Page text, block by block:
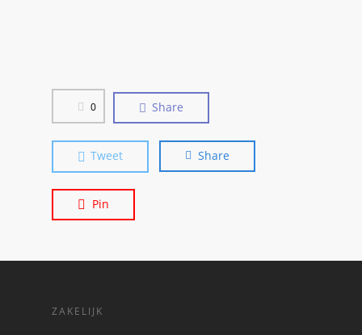
0 Share
Tweet Share
Pin
ZAKELIJK